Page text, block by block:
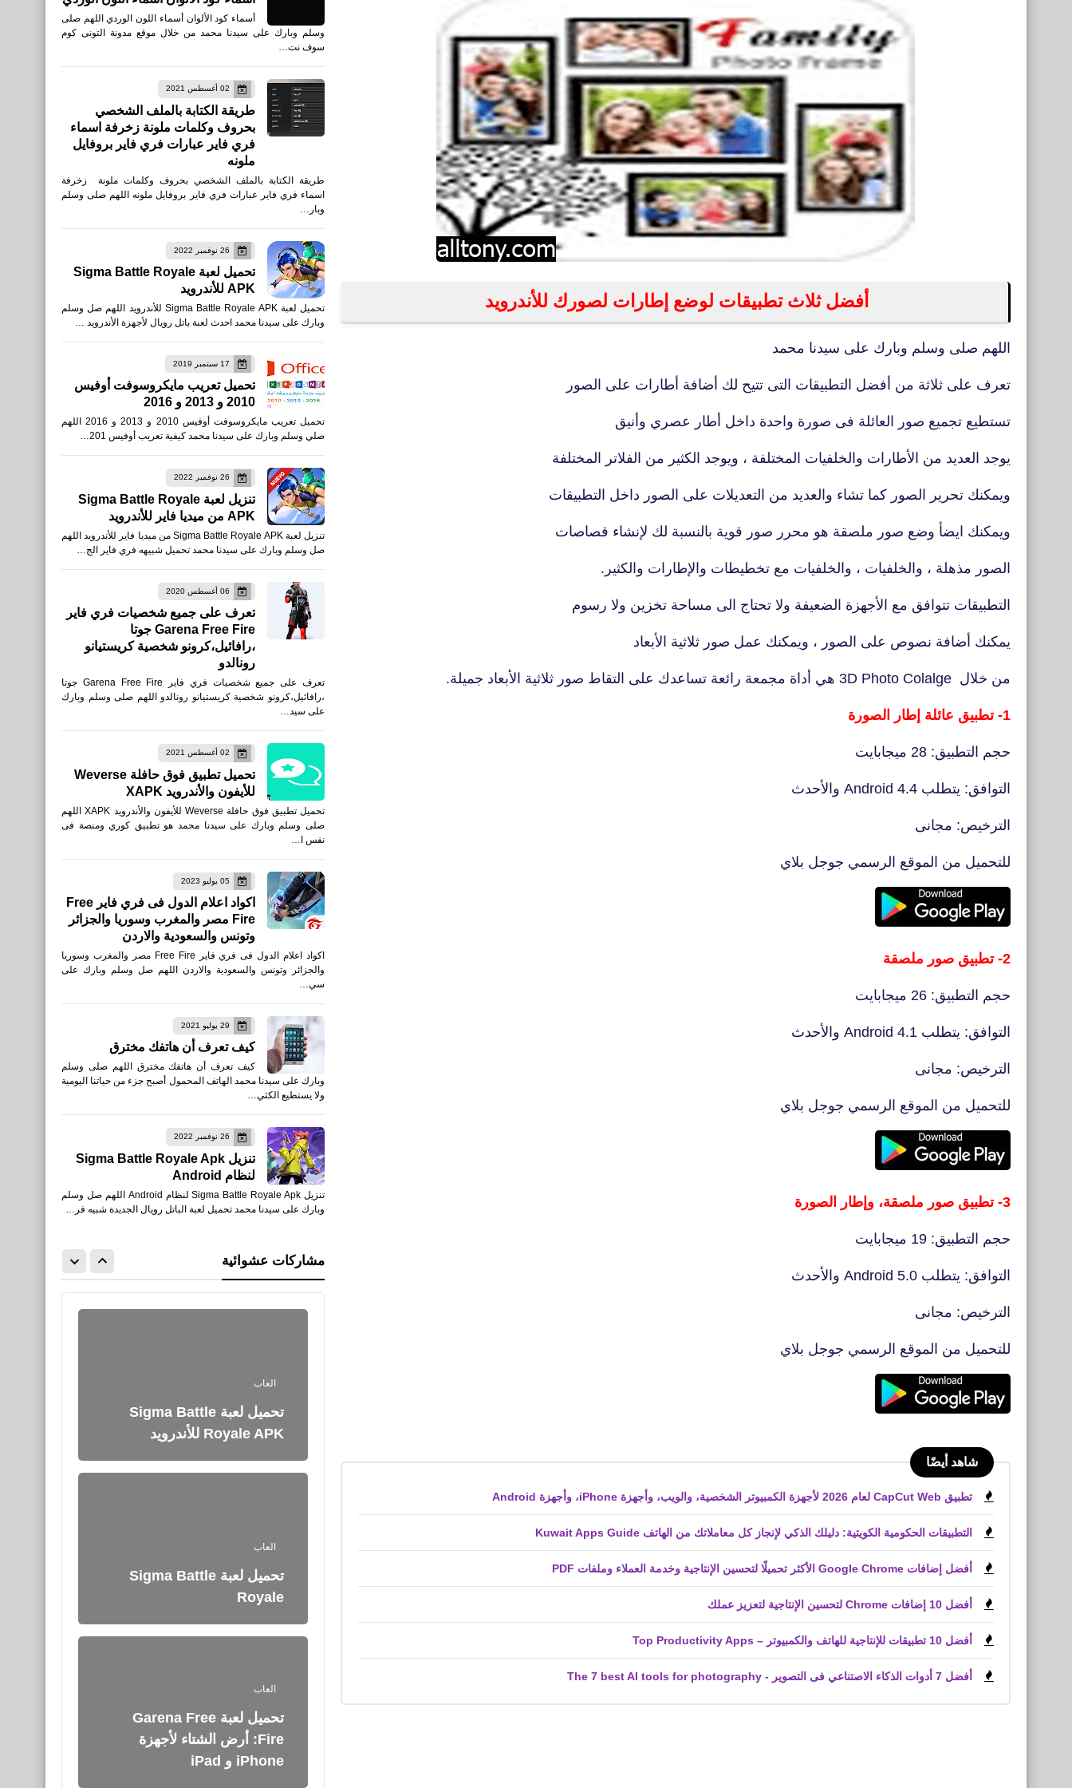
أفضل ثلاث تطبيقات لوضع إطارات لصورك للأندرويد
اللهم صلى وسلم وبارك على سيدنا محمد
تعرف على ثلاثة من أفضل التطبيقات التى تتيح لك أضافة أطارات على الصور
تستطيع تجميع صور العائلة فى صورة واحدة داخل أطار عصري وأنيق
يوجد العديد من الأطارات والخلفيات المختلفة ، ويوجد الكثير من الفلاتر المختلفة
ويمكنك تحرير الصور كما تشاء والعديد من التعديلات على الصور داخل التطبيقات
ويمكنك ايضأ وضع صور ملصقة هو محرر صور قوية بالنسبة لك لإنشاء قصاصات
الصور مذهلة ، والخلفيات ، والخلفيات مع تخطيطات والإطارات والكثير.
التطبيقات تتوافق مع الأجهزة الضعيفة ولا تحتاج الى مساحة تخزين ولا رسوم
يمكنك أضافة نصوص على الصور ، ويمكنك عمل صور ثلاثية الأبعاد
من خلال 3D Photo Colalge هي أداة مجمعة رائعة تساعدك على التقاط صور ثلاثية الأبعاد جميلة.
1- تطبيق عائلة إطار الصورة
حجم التطبيق: 28 ميجابايت
التوافق: يتطلب Android 4.4 والأحدث
الترخيص: مجانى
للتحميل من الموقع الرسمي جوجل بلاي
2- تطبيق صور ملصقة
حجم التطبيق: 26 ميجابايت
التوافق: يتطلب Android 4.1 والأحدث
الترخيص: مجانى
للتحميل من الموقع الرسمي جوجل بلاي
3- تطبيق صور ملصقة، وإطار الصورة
حجم التطبيق: 19 ميجابايت
التوافق: يتطلب Android 5.0 والأحدث
الترخيص: مجانى
للتحميل من الموقع الرسمي جوجل بلاي
شاهد أيضًا
تطبيق CapCut Web لعام 2026 لأجهزة الكمبيوتر الشخصية، والويب، وأجهزة iPhone، وأجهزة Android
التطبيقات الحكومية الكويتية: دليلك الذكي لإنجاز كل معاملاتك من الهاتف Kuwait Apps Guide
أفضل إضافات Google Chrome الأكثر تحميلًا لتحسين الإنتاجية وخدمة العملاء وملفات PDF
أفضل 10 إضافات Chrome لتحسين الإنتاجية لتعزيز عملك
أفضل 10 تطبيقات للإنتاجية للهاتف والكمبيوتر – Top Productivity Apps
أفضل 7 أدوات الذكاء الاصتناعي فى التصوير - The 7 best AI tools for photography
أسماء كود الألوان أسماء اللون الوردي اللهم صلى
وسلم وبارك على سيدنا محمد من خلال موقع مدونة التونى كوم
سوف نت…
02 أغسطس 2021
طريقة الكتابة بالملف الشخصي
بحروف وكلمات ملونة زخرفة اسماء
فري فاير عبارات فري فاير بروفايل
ملونه
طريقة الكتابة بالملف الشخصي بحروف وكلمات ملونة زخرفة
اسماء فري فاير عبارات فري فاير بروفايل ملونه اللهم صلى وسلم
وبار…
26 نوفمبر 2022
تحميل لعبة Sigma Battle Royale
APK للأندرويد
تحميل لعبة Sigma Battle Royale APK للأندرويد اللهم صل وسلم
وبارك على سيدنا محمد احدث لعبة باتل رويال لأجهزة الأندرويد …
17 سبتمبر 2019
تحميل تعريب مايكروسوفت أوفيس
2010 و 2013 و 2016
تحميل تعريب مايكروسوفت أوفيس 2010 و 2013 و 2016 اللهم
صلي وسلم وبارك على سيدنا محمد كيفية تعريب أوفيس 201…
26 نوفمبر 2022
تنزيل لعبة Sigma Battle Royale
APK من ميديا فاير للأندرويد
تنزيل لعبة Sigma Battle Royale APK من ميديا فاير للأندرويد اللهم
صل وسلم وبارك على سيدنا محمد تحميل شبيهه فري فاير الج…
06 أغسطس 2020
تعرف على جميع شخصيات فري فاير
Garena Free Fire جوتا
،رافائيل،كرونو شخصية كريستيانو
رونالدو
تعرف على جميع شخصيات فري فاير Garena Free Fire جوتا
،رافائيل،كرونو شخصية كريستيانو رونالدو اللهم صلى وسلم وبارك
على سيد…
02 أغسطس 2021
تحميل تطبيق فوق حافلة Weverse
للأيفون والأندرويد XAPK
تحميل تطبيق فوق حافلة Weverse للأيفون والأندرويد XAPK اللهم
صلى وسلم وبارك على سيدنا محمد هو تطبيق كوري ومنصة فى
نفس ا…
05 يوليو 2023
اكواد اعلام الدول فى فري فاير Free
Fire مصر والمغرب وسوريا والجزائر
وتونس والسعودية والاردن
اكواد اعلام الدول فى فري فاير Free Fire مصر والمغرب وسوريا
والجزائر وتونس والسعودية والاردن اللهم صل وسلم وبارك على
سي…
29 يوليو 2021
كيف تعرف أن هاتفك مخترق
كيف تعرف أن هاتفك مخترق اللهم صلى وسلم
وبارك على سيدنا محمد الهاتف المحمول أصبح جزء من حياتنا اليومية
ولا يستطيع الكثي…
26 نوفمبر 2022
تنزيل Sigma Battle Royale Apk
لنظام Android
تنزيل Sigma Battle Royale Apk لنظام Android اللهم صل وسلم
وبارك على سيدنا محمد تحميل لعبة الباتل رويال الجديدة شبيه فر…
مشاركات عشوائية
العاب
تحميل لعبة Garena Free
Fire: Winterlands أرض
الشتاء للأيفون والأندرويد
تحميل لعبة Sigma Battle
Royale APK للأندرويد
fovtech
العاب
تحميل لعبة Sigma Battle
Royale
العاب
تحميل لعبة Garena Free
Fire: أرض الشتاء لأجهزة
iPhone و iPad
العاب
تحميل لعبة Garena Free
Fire: أرض الشتاء للأندرويد
APK التحديث الجديد
العاب
الشتاء للأيفون والأندرويد
العاب
تحميل لعبة Sigma Battle
Royale APK للأندرويد
fovtech
25 نوفمبر 2022
العاب
تحميل لعبة Sigma Battle
Royale
fovtech
العاب
تحميل لعبة Garena Free
Fire: أرض الشتاء لأجهزة
iPhone و iPad